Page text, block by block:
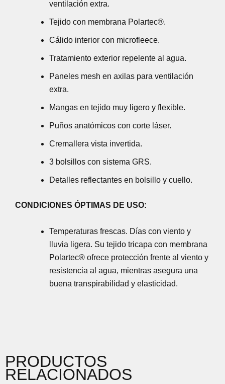
ventilación extra.
Tejido con membrana Polartec®.
Cálido interior con microfleece.
Tratamiento exterior repelente al agua.
Paneles mesh en axilas para ventilación
extra.
Mangas en tejido muy ligero y flexible.
Puños anatómicos con corte láser.
Cremallera vista invertida.
3 bolsillos con sistema GRS.
Detalles reflectantes en bolsillo y cuello.
CONDICIONES ÓPTIMAS DE USO:
Temperaturas frescas. Días con viento y
lluvia ligera. Su tejido tricapa con membrana
Polartec® ofrece protección frente al viento y
resistencia al agua, mientras asegura una
buena transpirabilidad y elasticidad.
PRODUCTOS
RELACIONADOS